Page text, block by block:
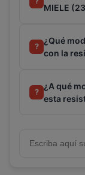
MIELE
?
¿Qué
con la
?
¿A qué
esta